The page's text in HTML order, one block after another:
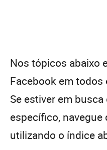
Nos tópicos abaixo
Facebook em
Se estiver em
específico,
utilizando o índice